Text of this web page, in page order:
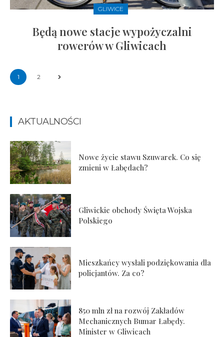
GLIWICE
Będą nowe stacje wypożyczalni
rowerów w Gliwicach
1 2
AKTUALNOŚCI
Nowe życie stawu Szuwarek. Co się
zmieni w Łabędach?
Gliwickie obchody Święta Wojska
Polskiego
Mieszkańcy wysłali podziękowania dla
policjantów. Za co?
850 mln zł na rozwój Zakładów
Mechanicznych Bumar Łabędy.
Minister w Gliwicach